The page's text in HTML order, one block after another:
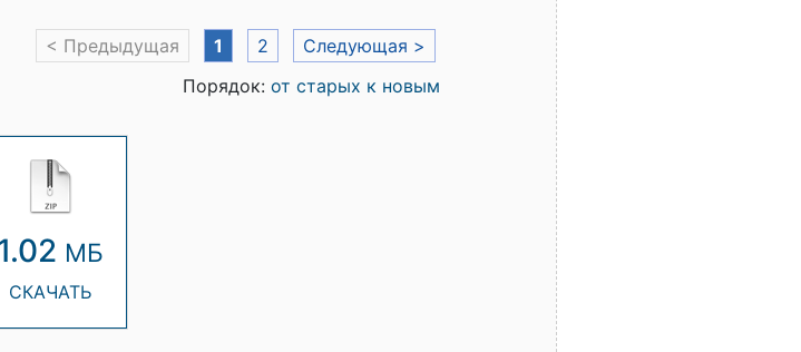
< Предыдущая 1 2
Следующая >
Порядок: от старых к новым
МБ
СКАЧАТЬ